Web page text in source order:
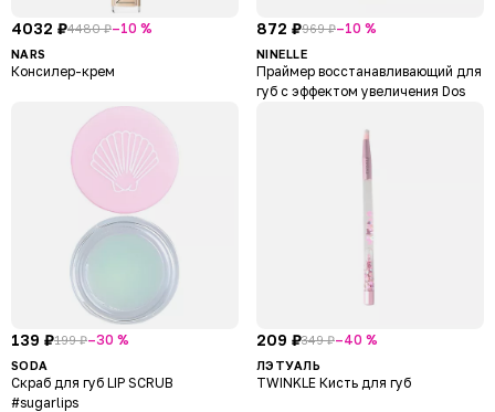
4032 ₽4480 ₽–10 %
NARS
Консилер-крем
872 ₽969 ₽–10 %
NINELLE
Праймер восстанавливающий для
губ с эффектом увеличения Dos
139 ₽199 ₽–30 %
SODA
Скраб для губ LIP SCRUB
#sugarlips
209 ₽349 ₽–40 %
ЛЭТУАЛЬ
TWINKLE Кисть для губ